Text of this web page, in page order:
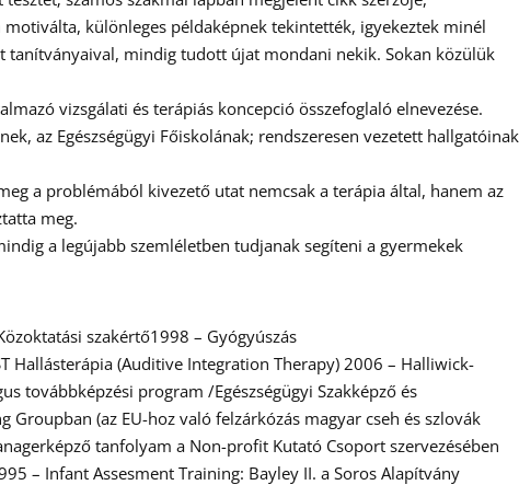
különleges példaképnek tekintették, igyekeztek minél
tanítványaival, mindig tudott újat mondani nekik. Sokan közülük
vizsgálati és terápiás koncepció összefoglaló elnevezése.
az Egészségügyi Főiskolának; rendszeresen vezetett hallgatóinak
a problémából kivezető utat nemcsak a terápia által, hanem az
meg.
a legújabb szemléletben tudjanak segíteni a gyermekek
szakértő1998 – Gyógyúszás
Hallásterápia (Auditive Integration Therapy) 2006 – Halliwick-
továbbképzési program /Egészségügyi Szakképző és
(az EU-hoz való felzárkózás magyar cseh és szlovák
tanfolyam a Non-profit Kutató Csoport szervezésében​
– Infant Assesment Training: Bayley II. a Soros Alapítvány